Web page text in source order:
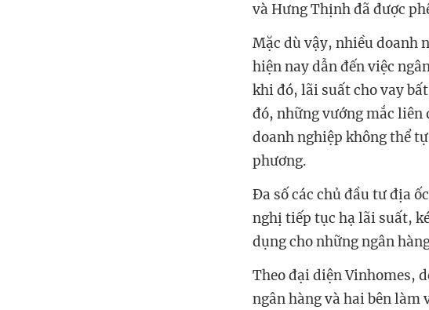
và Hưng Thịnh đã được
Mặc dù vậy, nhiều doanh
hiện nay dẫn đến việc
khi đó, lãi suất cho vay
đó, những vướng mắc liên
doanh nghiệp không thể
phương.
Đa số các chủ đầu tư địa
nghị tiếp tục hạ lãi suất,
dụng cho những ngân
Theo đại diện Vinhomes,
ngân hàng và hai bên